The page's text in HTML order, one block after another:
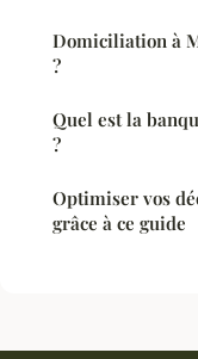
Domiciliation à
?
Quel est la
?
Optimiser vos
grâce à ce guide